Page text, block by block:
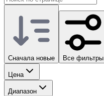
Сначала новые Все фильтры
Цена
Диапазон